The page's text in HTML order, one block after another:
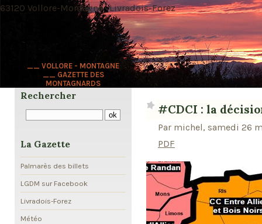
__ VOLLORE - MONTAGNE
__ GAZETTE DES
MONTAGNARDS
63120 Vollore-Montagne · Livradois-Forez
#CDCI : la
Par michel, samedi 26
PDF
Rechercher
La Gazette
Palmarès des billets
LGDM sur Facebook
Livradois-Forez
Météo